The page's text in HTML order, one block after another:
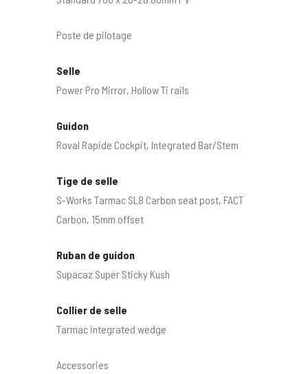
Poste de pilotage
Selle
Power Pro Mirror, Hollow Ti rails
Guidon
Roval Rapide Cockpit, Integrated Bar/Stem
Tige de selle
S-Works Tarmac SL8 Carbon seat post, FACT
Carbon, 15mm offset
Ruban de guidon
Supacaz Super Sticky Kush
Collier de selle
Tarmac integrated wedge
Accessories